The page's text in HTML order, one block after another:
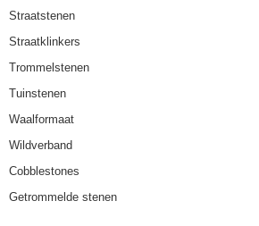
Straatstenen
Straatklinkers
Trommelstenen
Tuinstenen
Waalformaat
Wildverband
Cobblestones
Getrommelde stenen